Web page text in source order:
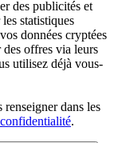
des publicités et
statistiques
données cryptées
des offres via leurs
utilisez déjà vous-
dans les
.